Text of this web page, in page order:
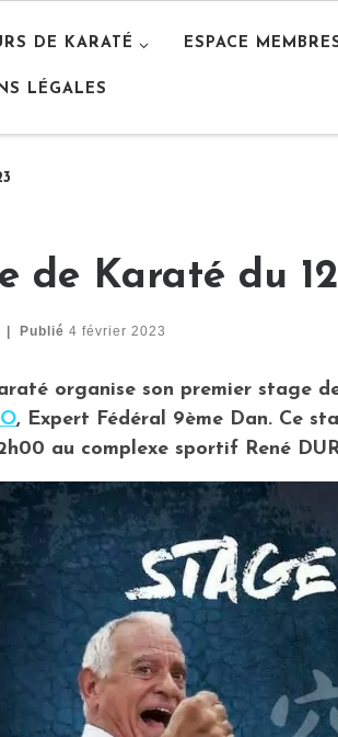
DE KARATÉ ESPACE
LÉGALES
de Karaté du
| Publié 4 février 2023
organise son premier stage
, Expert Fédéral 9ème Dan. Ce
au complexe sportif René